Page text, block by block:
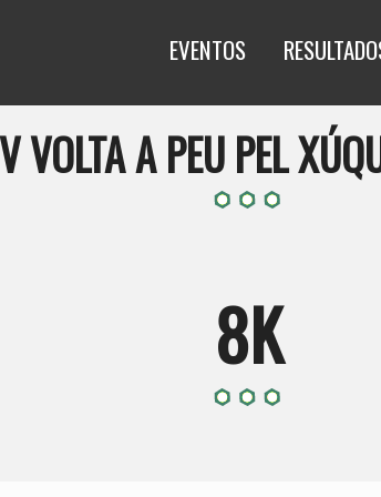
EVENTOS
VOLTA A PEU PEL
8K